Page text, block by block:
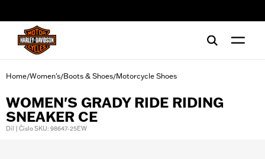
Home/Women's/Boots & Shoes/Motorcycle Shoes
WOMEN'S GRADY RIDE RIDING
SNEAKER CE
Díl | Číslo SKU: 98647-25EW